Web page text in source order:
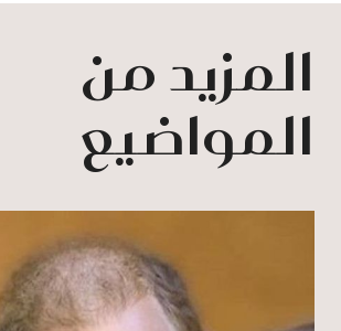
المزيد من
المواضيع